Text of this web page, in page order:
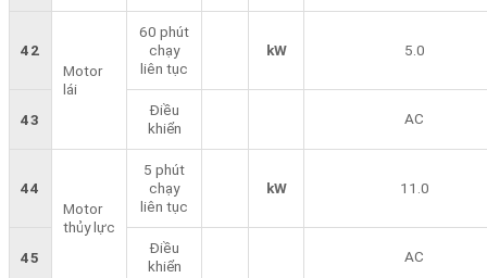
42
Motor
lái
60 phút
chạy
liên tục
kW 5.0
43
Điều
khiển
AC
44
Motor
thủy lực
5 phút
chạy
liên tục
kW 11.0
45
Điều
khiển
AC